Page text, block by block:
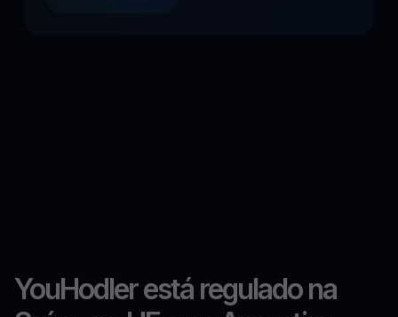
YouHodler está regulado na